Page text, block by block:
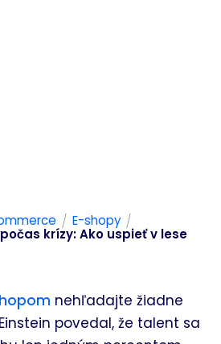
/ E-shopy /
krízy: Ako uspieť v lese
nehľadajte žiadne
povedal, že talent sa